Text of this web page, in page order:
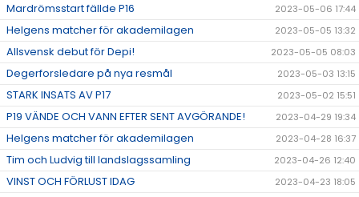
Mardrömsstart fällde P16 2023-05-06 17:44
Helgens matcher för akademilagen 2023-05-05 13:32
Allsvensk debut för Depi! 2023-05-05 08:03
Degerforsledare på nya resmål 2023-05-03 13:15
STARK INSATS AV P17 2023-05-02 15:51
P19 VÄNDE OCH VANN EFTER SENT AVGÖRANDE! 2023-04-29 19:34
Helgens matcher för akademilagen 2023-04-28 16:37
Tim och Ludvig till landslagssamling 2023-04-26 12:40
VINST OCH FÖRLUST IDAG 2023-04-23 18:05